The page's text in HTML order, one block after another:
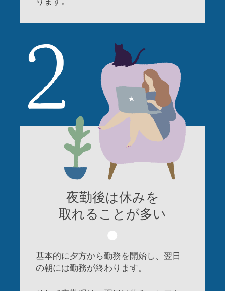
夜勤後は休みを
取れることが多い
基本的に夕方から勤務を開始し、翌日
の朝には勤務が終わります。